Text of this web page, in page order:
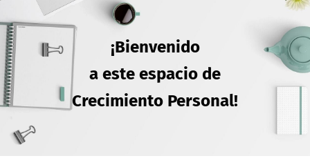
¡Bienvenido
a este espacio de
Crecimiento Personal!